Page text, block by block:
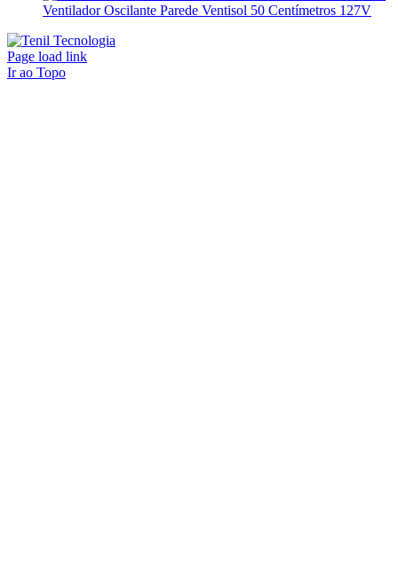
Ventilador Oscilante Parede Ventisol 50 Centímetros 127V
Page load link
Ir ao Topo